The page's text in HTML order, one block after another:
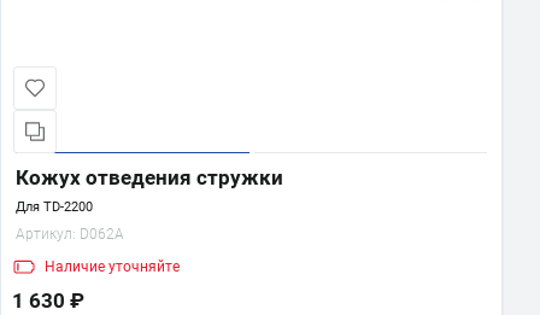
Кожух отведения стружки
Для TD-2200
Артикул: D062A
Наличие уточняйте
1 630 ₽